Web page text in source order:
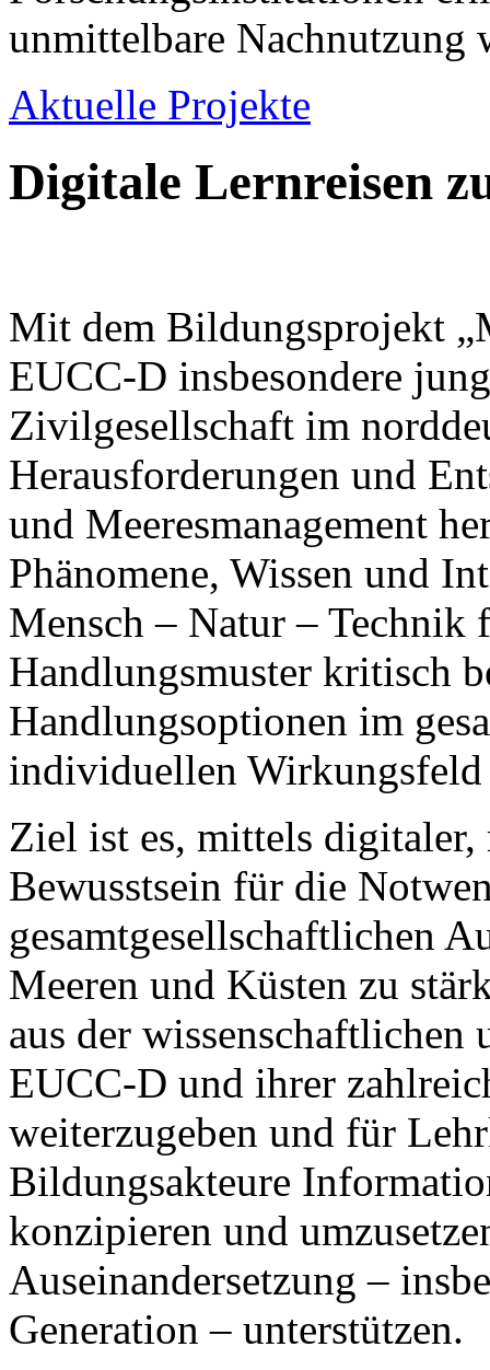
unmittelbare Nachnutzung
Aktuelle Projekte
Digitale Lernreisen
Mit dem Bildungsprojekt
EUCC-D insbesondere
Zivilgesellschaft im
Herausforderungen und
und Meeresmanagement
Phänomene, Wissen und
Mensch – Natur – Technik
Handlungsmuster kritisch
Handlungsoptionen im
individuellen
Ziel ist es, mittels
Bewusstsein für die
gesamtgesellschaftlichen
Meeren und Küsten zu
aus der wissenschaftlichen
EUCC-D und ihrer
weiterzugeben und für
Bildungsakteure
konzipieren und
Auseinandersetzung –
Generation – unterstützen.